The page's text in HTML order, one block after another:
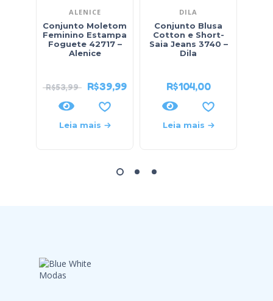
ALENICE
Conjunto Moletom
Feminino Estampa
Foguete 42717 –
Alenice
R$53,99 R$39,99
Leia mais
DILA
Conjunto Blusa
Cotton e Short-
Saia Jeans 3740 –
Dila
R$104,00
Leia mais